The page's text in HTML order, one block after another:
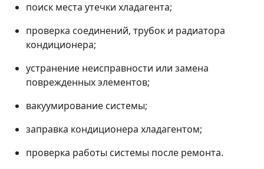
поиск места утечки хладагента;
проверка соединений, трубок и радиатора
кондиционера;
устранение неисправности или замена
поврежденных элементов;
вакуумирование системы;
заправка кондиционера хладагентом;
проверка работы системы после ремонта.